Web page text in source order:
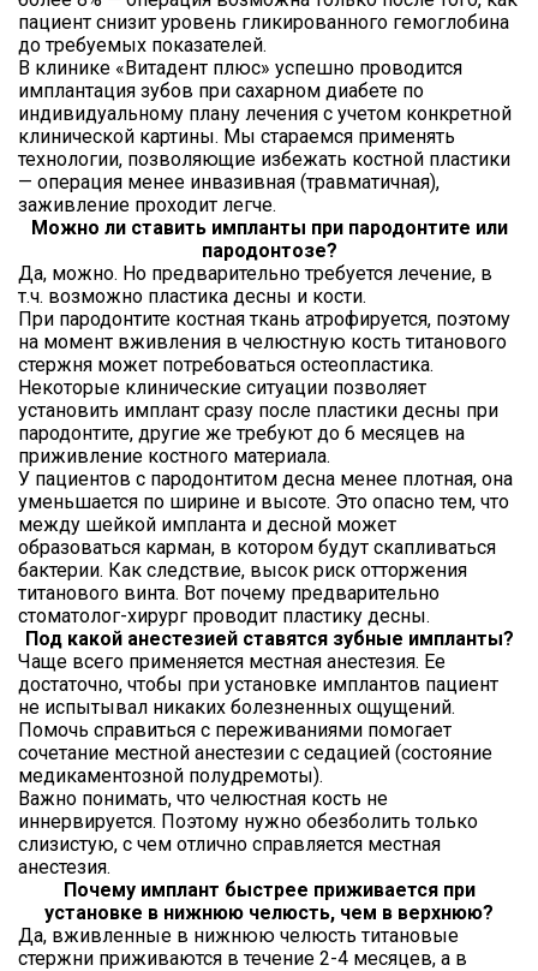
пациент снизит уровень гликированного гемоглобина
до требуемых показателей.
В клинике «Витадент плюс» успешно проводится
имплантация зубов при сахарном диабете по
индивидуальному плану лечения с учетом конкретной
клинической картины. Мы стараемся применять
технологии, позволяющие избежать костной пластики
— операция менее инвазивная (травматичная),
заживление проходит легче.
Можно ли ставить импланты при пародонтите или
пародонтозе?
Да, можно. Но предварительно требуется лечение, в
т.ч. возможно пластика десны и кости.
При пародонтите костная ткань атрофируется, поэтому
на момент вживления в челюстную кость титанового
стержня может потребоваться остеопластика.
Некоторые клинические ситуации позволяет
установить имплант сразу после пластики десны при
пародонтите, другие же требуют до 6 месяцев на
приживление костного материала.
У пациентов с пародонтитом десна менее плотная, она
уменьшается по ширине и высоте. Это опасно тем, что
между шейкой импланта и десной может
образоваться карман, в котором будут скапливаться
бактерии. Как следствие, высок риск отторжения
титанового винта. Вот почему предварительно
стоматолог-хирург проводит пластику десны.
Под какой анестезией ставятся зубные импланты?
Чаще всего применяется местная анестезия. Ее
достаточно, чтобы при установке имплантов пациент
не испытывал никаких болезненных ощущений.
Помочь справиться с переживаниями помогает
сочетание местной анестезии с седацией (состояние
медикаментозной полудремоты).
Важно понимать, что челюстная кость не
иннервируется. Поэтому нужно обезболить только
слизистую, с чем отлично справляется местная
анестезия.
Почему имплант быстрее приживается при
установке в нижнюю челюсть, чем в верхнюю?
Да, вживленные в нижнюю челюсть титановые
стержни приживаются в течение 2-4 месяцев, а в